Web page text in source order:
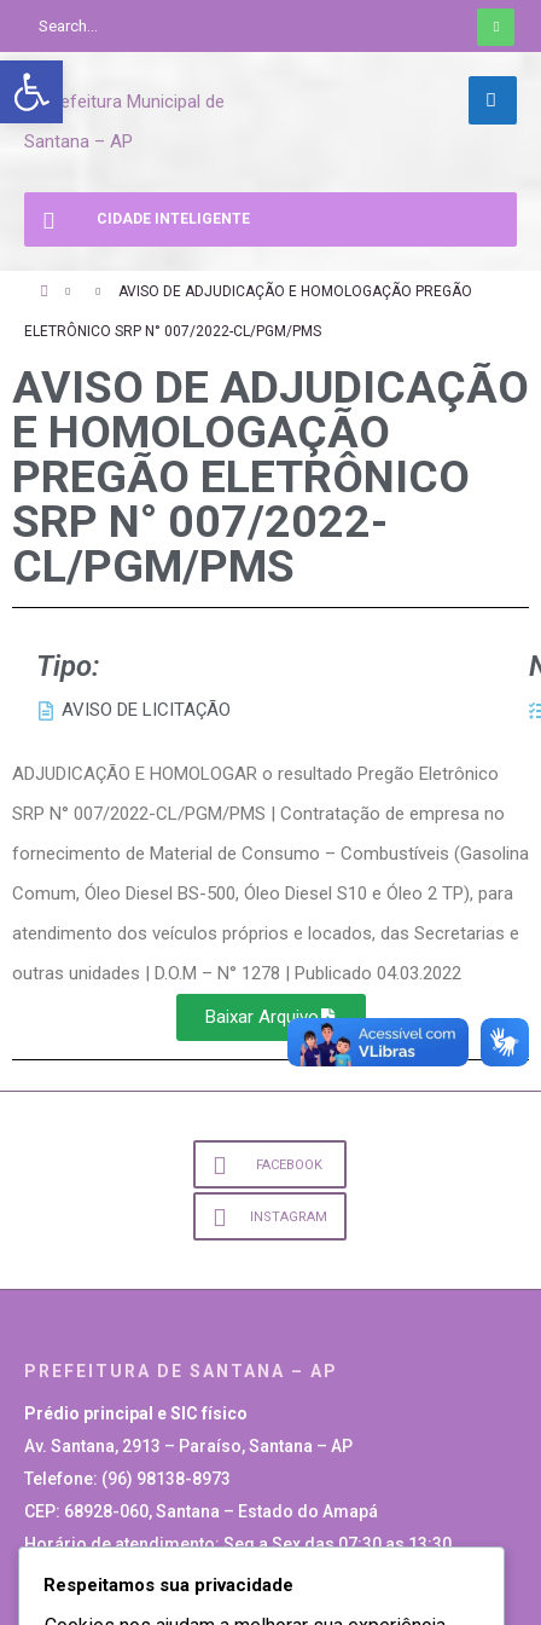
CIDADE INTELIGENTE
AVISO DE ADJUDICAÇÃO E HOMOLOGAÇÃO PREGÃO
ELETRÔNICO SRP N° 007/2022-CL/PGM/PMS
AVISO DE ADJUDICAÇÃO
E HOMOLOGAÇÃO
PREGÃO ELETRÔNICO
SRP N° 007/2022-
CL/PGM/PMS
Tipo:
AVISO DE LICITAÇÃO
ADJUDICAÇÃO E HOMOLOGAR o resultado Pregão Eletrônico
SRP N° 007/2022-CL/PGM/PMS | Contratação de empresa no
fornecimento de Material de Consumo – Combustíveis (Gasolina
Comum, Óleo Diesel BS-500, Óleo Diesel S10 e Óleo 2 TP), para
atendimento dos veículos próprios e locados, das Secretarias e
outras unidades | D.O.M – N° 1278 | Publicado 04.03.2022
Baixar Arquivo
FACEBOOK
INSTAGRAM
PREFEITURA DE SANTANA – AP
Prédio principal e SIC físico
Av. Santana, 2913 – Paraíso, Santana – AP
Telefone: (96) 98138-8973
CEP: 68928-060, Santana – Estado do Amapá
Horário de atendimento: Seg a Sex das 07:30 as 13:30
Site Antigo
Respeitamos sua privacidade
Abrir a barra de ferramentas